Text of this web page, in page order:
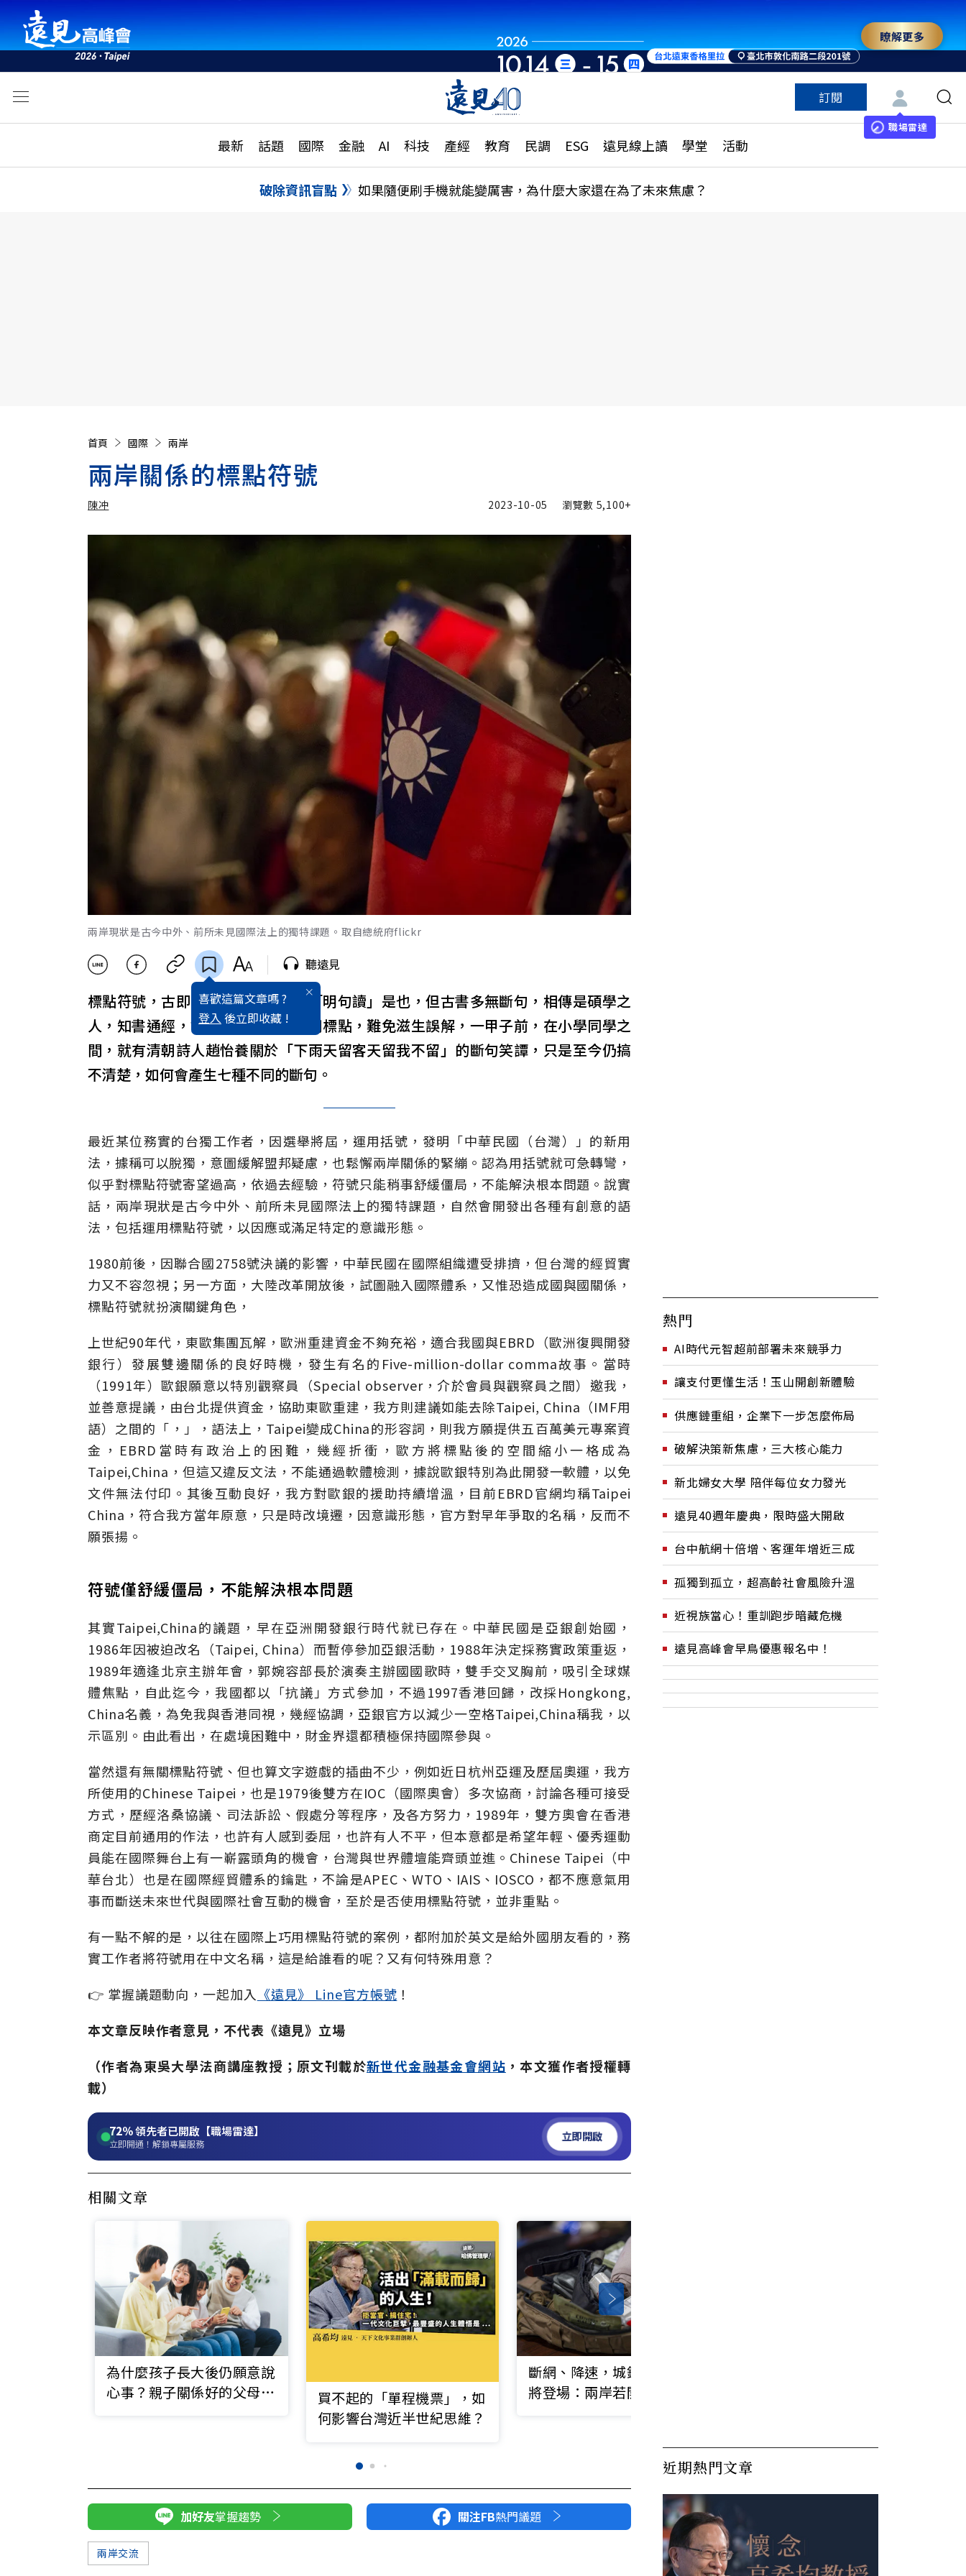
世界重組・洞見未來 與世界領袖同行
瞭解更多
訂閱
職場雷達
最新 話題 國際 金融 AI 科技 產經 教育 民調 ESG 遠見線上讀 學堂 活動
活動
話題
國際
特輯
大學升學、職涯攻略
縣市施政調查全解析
更多訂閱方案
特色頻道
破除資訊盲點 如果隨便刷手機就能變厲害，為什麼大家還在為了未來焦慮？
首頁 國際 兩岸
兩岸關係的標點符號
陳冲 2023-10-05 瀏覽數 5,100+
兩岸現狀是古今中外、前所未見國際法上的獨特課題。取自總統府flickr
喜歡這篇文章嗎 ?
登入 後立即收藏 !
聽遠見
標點符號，古即有之，三字經所謂「明句讀」是也，但古書多無斷句，相傳是碩學之
人，知書通經，故不屑為之。然不用標點，難免滋生誤解，一甲子前，在小學同學之
間，就有清朝詩人趙怡養關於「下雨天留客天留我不留」的斷句笑譚，只是至今仍搞
不清楚，如何會產生七種不同的斷句。
最近某位務實的台獨工作者，因選舉將屆，運用括號，發明「中華民國（台灣）」的新用
法，據稱可以脫獨，意圖緩解盟邦疑慮，也鬆懈兩岸關係的緊繃。認為用括號就可急轉彎，
似乎對標點符號寄望過高，依過去經驗，符號只能稍事舒緩僵局，不能解決根本問題。說實
話，兩岸現狀是古今中外、前所未見國際法上的獨特課題，自然會開發出各種有創意的語
法，包括運用標點符號，以因應或滿足特定的意識形態。
1980前後，因聯合國2758號決議的影響，中華民國在國際組織遭受排擠，但台灣的經貿實
力又不容忽視；另一方面，大陸改革開放後，試圖融入國際體系，又惟恐造成國與國關係，
標點符號就扮演關鍵角色，
上世紀90年代，東歐集團瓦解，歐洲重建資金不夠充裕，適合我國與EBRD（歐洲復興開發
銀行）發展雙邊關係的良好時機，發生有名的Five-million-dollar comma故事。當時
（1991年）歐銀願意以特別觀察員（Special observer，介於會員與觀察員之間）邀我，
並善意提議，由台北提供資金，協助東歐重建，我方則建議如能去除Taipei, China（IMF用
語）之間的「，」，語法上，Taipei變成China的形容詞，則我方願提供五百萬美元專案資
金，EBRD當時有政治上的困難，幾經折衝，歐方將標點後的空間縮小一格成為
Taipei,China，但這又違反文法，不能通過軟體檢測，據說歐銀特別為此開發一軟體，以免
文件無法付印。其後互動良好，我方對歐銀的援助持續增溫，目前EBRD官網均稱Taipei
China，符合我方當年原意，只是時改境遷，因意識形態，官方對早年爭取的名稱，反而不
願張揚。
符號僅舒緩僵局，不能解決根本問題
其實Taipei,China的議題，早在亞洲開發銀行時代就已存在。中華民國是亞銀創始國，
1986年因被迫改名（Taipei, China）而暫停參加亞銀活動，1988年決定採務實政策重返，
1989年適逢北京主辦年會，郭婉容部長於演奏主辦國國歌時，雙手交叉胸前，吸引全球媒
體焦點，自此迄今，我國都以「抗議」方式參加，不過1997香港回歸，改採Hongkong,
China名義，為免我與香港同視，幾經協調，亞銀官方以減少一空格Taipei,China稱我，以
示區別。由此看出，在處境困難中，財金界還都積極保持國際參與。
當然還有無關標點符號、但也算文字遊戲的插曲不少，例如近日杭州亞運及歷屆奧運，我方
所使用的Chinese Taipei，也是1979後雙方在IOC（國際奧會）多次協商，討論各種可接受
方式，歷經洛桑協議、司法訴訟、假處分等程序，及各方努力，1989年，雙方奧會在香港
商定目前通用的作法，也許有人感到委屈，也許有人不平，但本意都是希望年輕、優秀運動
員能在國際舞台上有一嶄露頭角的機會，台灣與世界體壇能齊頭並進。Chinese Taipei（中
華台北）也是在國際經貿體系的鑰匙，不論是APEC、WTO、IAIS、IOSCO，都不應意氣用
事而斷送未來世代與國際社會互動的機會，至於是否使用標點符號，並非重點。
有一點不解的是，以往在國際上巧用標點符號的案例，都附加於英文是給外國朋友看的，務
實工作者將符號用在中文名稱，這是給誰看的呢？又有何特殊用意？
👉 掌握議題動向，一起加入 《遠見》 Line官方帳號 ！
本文章反映作者意見，不代表《遠見》立場
（作者為東吳大學法商講座教授 ；原文刊載於新世代金融基金會網站 ，本文獲作者授權轉
載）
72%領先者已開啟【職場雷達】
立即開通！解鎖專屬服務
立即開啟
相關文章
為什麼孩子長大後仍願意說
心事？親子關係好的父母都
買不起的「單程機票」，如
何影響台灣近半世紀思維？
斷網、降速，城鎮韌性演習
將登場：兩岸若開戰，你還
加好友掌握趨勢 關注FB熱門議題
兩岸交流
熱門
AI時代元智超前部署未來競爭力
讓支付更懂生活！玉山開創新體驗
供應鏈重組，企業下一步怎麼佈局
破解決策新焦慮，三大核心能力
新北婦女大學 陪伴每位女力發光
遠見40週年慶典，限時盛大開啟
台中航網十倍增、客運年增近三成
孤獨到孤立，超高齡社會風險升溫
近視族當心！重訓跑步暗藏危機
遠見高峰會早鳥優惠報名中！
近期熱門文章